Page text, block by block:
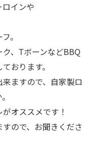
インや
。
、TボーンなどBBQ
おります。
ますので、自家製ロ
オススメです！
ので、お聞きくださ